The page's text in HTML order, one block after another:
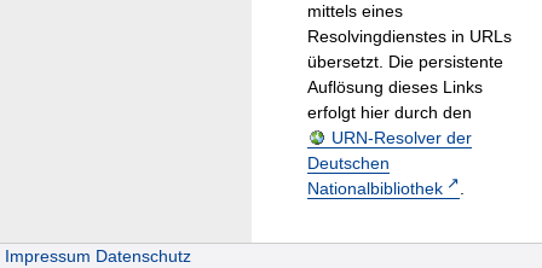
mittels eines
Resolvingdienstes in URLs
übersetzt. Die persistente
Auflösung dieses Links
erfolgt hier durch den
URN-Resolver der
Deutschen
Nationalbibliothek
.
Impressum Datenschutz